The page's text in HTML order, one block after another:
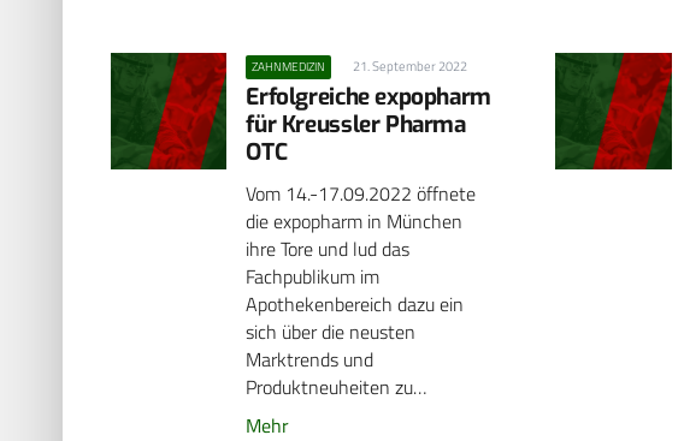
ZAHNMEDIZIN 21. September 2022
Erfolgreiche expopharm
für Kreussler Pharma
OTC
Vom 14.-17.09.2022 öffnete
die expopharm in München
ihre Tore und lud das
Fachpublikum im
Apothekenbereich dazu ein
sich über die neusten
Marktrends und
Produktneuheiten zu…
Mehr